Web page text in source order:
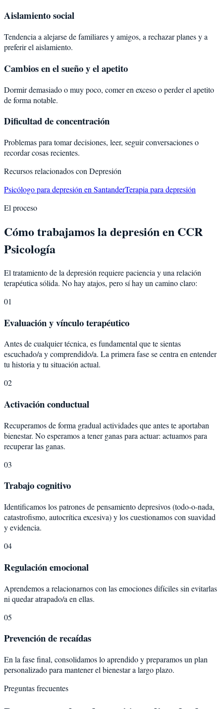
Aislamiento social
Tendencia a alejarse de familiares y amigos, a rechazar planes y a
preferir el aislamiento.
Cambios en el sueño y el apetito
Dormir demasiado o muy poco, comer en exceso o perder el apetito
de forma notable.
Dificultad de concentración
Problemas para tomar decisiones, leer, seguir conversaciones o
recordar cosas recientes.
Recursos relacionados con Depresión
Psicólogo para depresión en SantanderTerapia para depresión
El proceso
Cómo trabajamos la depresión en CCR
Psicología
El tratamiento de la depresión requiere paciencia y una relación
terapéutica sólida. No hay atajos, pero sí hay un camino claro:
01
Evaluación y vínculo terapéutico
Antes de cualquier técnica, es fundamental que te sientas
escuchado/a y comprendido/a. La primera fase se centra en entender
tu historia y tu situación actual.
02
Activación conductual
Recuperamos de forma gradual actividades que antes te aportaban
bienestar. No esperamos a tener ganas para actuar: actuamos para
recuperar las ganas.
03
Trabajo cognitivo
Identificamos los patrones de pensamiento depresivos (todo-o-nada,
catastrofismo, autocrítica excesiva) y los cuestionamos con suavidad
y evidencia.
04
Regulación emocional
Aprendemos a relacionarnos con las emociones difíciles sin evitarlas
ni quedar atrapado/a en ellas.
05
Prevención de recaídas
En la fase final, consolidamos lo aprendido y preparamos un plan
personalizado para mantener el bienestar a largo plazo.
Preguntas frecuentes